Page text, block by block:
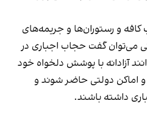
کافه و رستوران‌ها و جریمه‌های
می‌توان گفت حجاب اجباری در
آزادانه با پوشش دلخواه خود
اماکن دولتی حاضر شوند و
داشته باشند.